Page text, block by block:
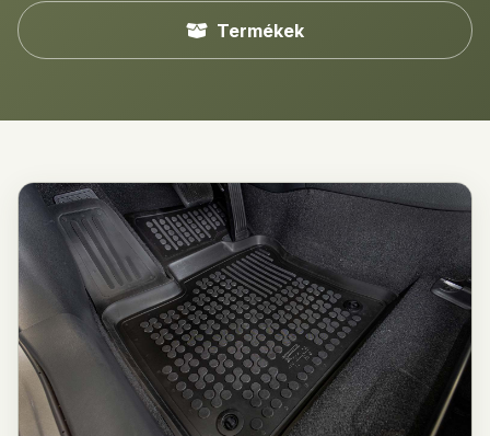
Termékek